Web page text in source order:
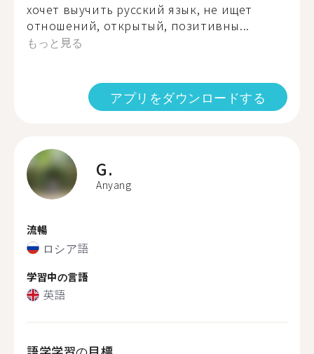
хочет выучить русский язык, не ищет
отношений, открытый, позитивны...
もっと見る
アプリをダウンロードする
G.
Anyang
流暢
ロシア語
学習中の言語
英語